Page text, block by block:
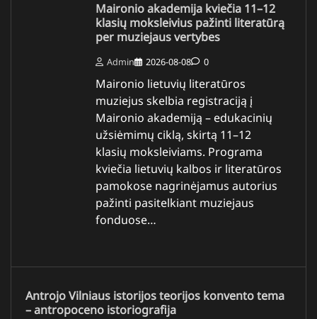
Maironio akademija kviečia 11–12
klasių moksleivius pažinti literatūrą
per muziejaus vertybes
Admin 2026-08-08 0
Maironio lietuvių literatūros
muziejus skelbia registraciją į
Maironio akademiją – edukacinių
užsiėmimų ciklą, skirtą 11–12
klasių moksleiviams. Programa
kviečia lietuvių kalbos ir literatūros
pamokose nagrinėjamus autorius
pažinti pasitelkiant muziejaus
fonduose…
Antrojo Vilniaus istorijos teorijos konvento tema
– antropoceno istoriografija